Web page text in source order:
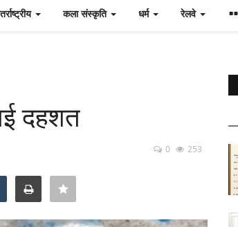
कला संस्कृति धर्म रेलवे
दहशत
0 253